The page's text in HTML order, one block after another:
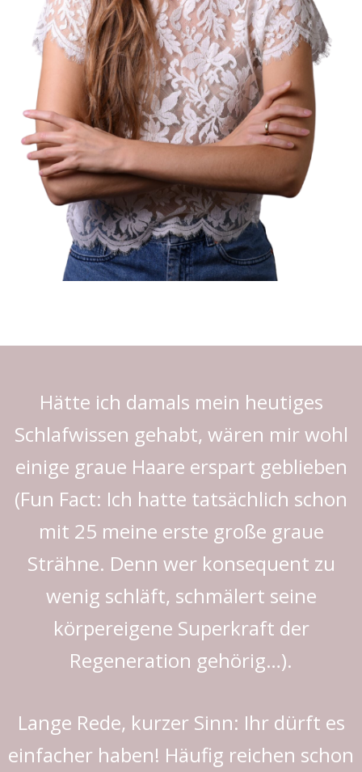
Hätte ich damals mein heutiges
Schlafwissen gehabt, wären mir wohl
einige graue Haare erspart geblieben
(Fun Fact: Ich hatte tatsächlich schon
mit 25 meine erste große graue
Strähne. Denn wer konsequent zu
wenig schläft, schmälert seine
körpereigene Superkraft der
Regeneration gehörig…).
Lange Rede, kurzer Sinn: Ihr dürft es
einfacher haben! Häufig reichen schon